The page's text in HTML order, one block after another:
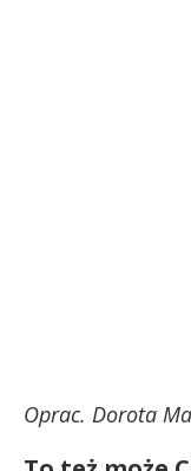
Oprac. Dorota